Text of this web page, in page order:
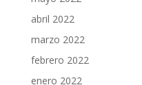
abril 2022
marzo 2022
febrero 2022
enero 2022